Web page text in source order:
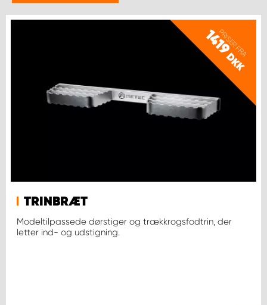
PRISER FRA
1419
DKK
TRINBRÆT
Modeltilpassede dørstiger og trækkrogsfodtrin, der
letter ind- og udstigning.